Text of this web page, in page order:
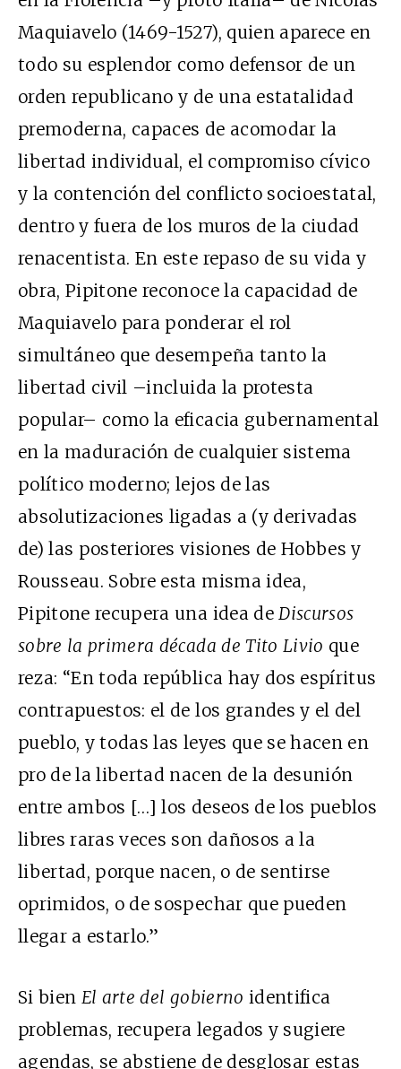
Maquiavelo (1469-1527), quien aparece en
todo su esplendor como defensor de un
orden republicano y de una estatalidad
premoderna, capaces de acomodar la
libertad individual, el compromiso cívico
y la contención del conflicto socioestatal,
dentro y fuera de los muros de la ciudad
renacentista. En este repaso de su vida y
obra, Pipitone reconoce la capacidad de
Maquiavelo para ponderar el rol
simultáneo que desempeña tanto la
libertad civil –incluida la protesta
popular– como la eficacia gubernamental
en la maduración de cualquier sistema
político moderno; lejos de las
absolutizaciones ligadas a (y derivadas
de) las posteriores visiones de Hobbes y
Rousseau. Sobre esta misma idea,
Pipitone recupera una idea de Discursos
sobre la primera década de Tito Livio que
reza: “En toda república hay dos espíritus
contrapuestos: el de los grandes y el del
pueblo, y todas las leyes que se hacen en
pro de la libertad nacen de la desunión
entre ambos […] los deseos de los pueblos
libres raras veces son dañosos a la
libertad, porque nacen, o de sentirse
oprimidos, o de sospechar que pueden
llegar a estarlo.”
Si bien El arte del gobierno identifica
problemas, recupera legados y sugiere
agendas, se abstiene de desglosar estas